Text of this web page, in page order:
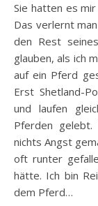
Sie hatten es mir vorher gesagt: Es ist wie Fahrrad fahren.
Das verlernt
den Rest
glauben, als ich
auf ein Pferd
Erst Shetland-
und laufen
Pferden
nichts Angst
oft runter
hätte. Ich bin
dem Pferd…